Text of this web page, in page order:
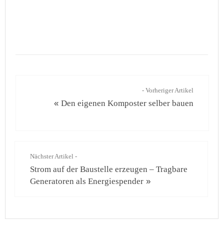
- Vorheriger Artikel
«Den eigenen Komposter selber bauen
Nächster Artikel -
Strom auf der Baustelle erzeugen – Tragbare
Generatoren als Energiespender »